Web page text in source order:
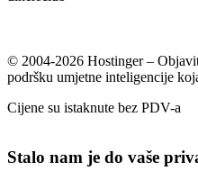
© 2004-2026 Hostinger –
podršku umjetne inteligencije
Cijene su istaknute bez PDV-a
Stalo nam je do vaše